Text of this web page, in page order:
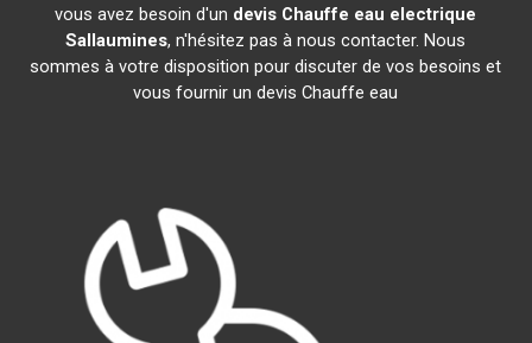
vous avez besoin d'un devis Chauffe eau electrique
Sallaumines, n'hésitez pas à nous contacter. Nous
sommes à votre disposition pour discuter de vos besoins et
vous fournir un devis Chauffe eau